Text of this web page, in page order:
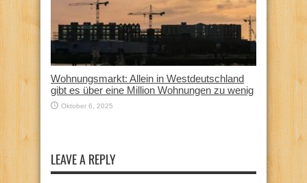
Wohnungsmarkt: Allein in Westdeutschland
gibt es über eine Million Wohnungen zu wenig
Oktober 6, 2025
LEAVE A REPLY